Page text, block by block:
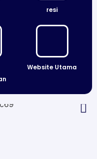
resi
Website Utama